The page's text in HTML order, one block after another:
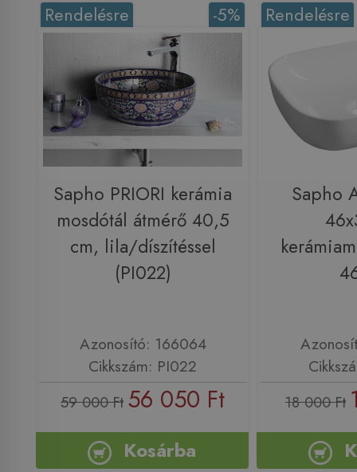
-5%
Rendelésre
Sapho PRIORI kerámia
mosdótál átmérő 40,5
cm, lila/díszítéssel
(PI022)
Azonosító: 166064
Cikkszám: PI022
59 000 Ft 56 050 Ft
Kosárba
Rendelésre
Sapho
18 000 Ft